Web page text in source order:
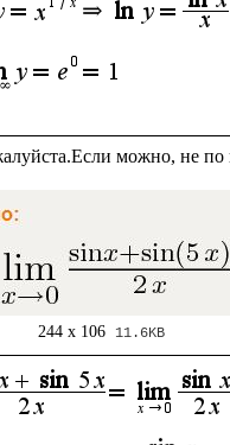
244 x 106 11.6KB